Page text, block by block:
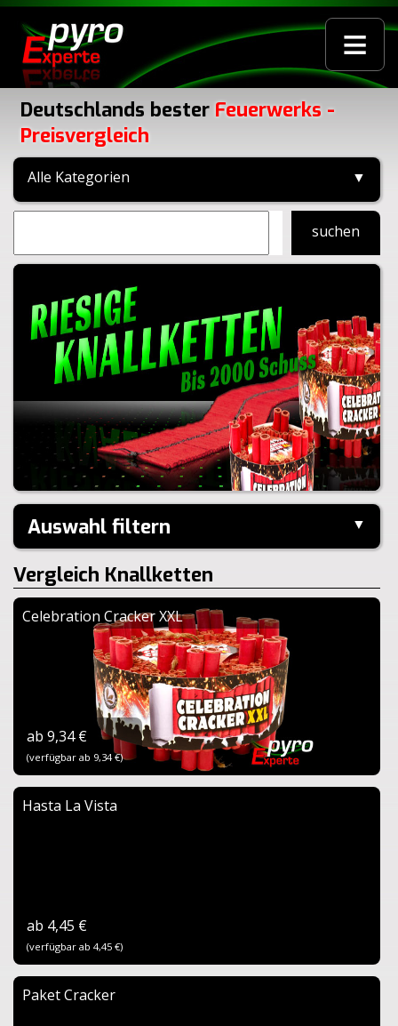
≡
Deutschlands bester Feuerwerks -
Preisvergleich
Alle Kategorien ▼
suchen
Auswahl filtern
▼
Kaliber:
Schuss:
Steighöhe:
Brenndauer:
Zurücksetzen
Vergleich Knallketten
Celebration Cracker XXL
ab 9,34 €
(verfügbar ab 9,34 €)
Hasta La Vista
ab 4,45 €
(verfügbar ab 4,45 €)
Paket Cracker